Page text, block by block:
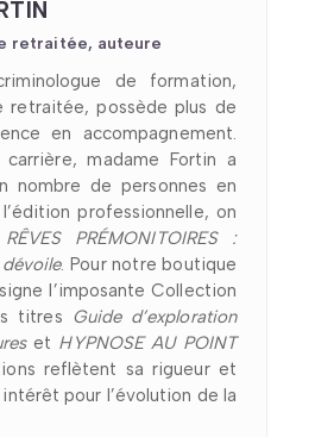
retraitée, auteure
de formation,
retraitée, possède plus de
en accompagnement.
madame Fortin a
nombre de personnes en
professionnelle, on
RÊVES PRÉMONITOIRES :
. Pour notre boutique
l’imposante Collection
titres Guide d’exploration
et HYPNOSE AU POINT
reflètent sa rigueur et
pour l’évolution de la